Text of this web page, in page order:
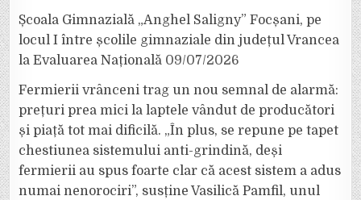
Școala Gimnazială „Anghel Saligny” Focșani, pe
locul I între școlile gimnaziale din județul Vrancea
la Evaluarea Națională 09/07/2026
Fermierii vrânceni trag un nou semnal de alarmă:
prețuri prea mici la laptele vândut de producători
și piață tot mai dificilă. „În plus, se repune pe tapet
chestiunea sistemului anti-grindină, deși
fermierii au spus foarte clar că acest sistem a adus
numai nenorociri”, susține Vasilică Pamfil, unul